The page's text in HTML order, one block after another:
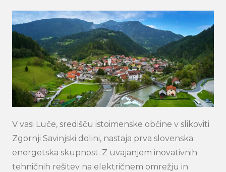
V vasi Luče, središču istoimenske občine v slikoviti
Zgornji Savinjski dolini, nastaja prva slovenska
energetska skupnost. Z uvajanjem inovativnih
tehničnih rešitev na električnem omrežju in